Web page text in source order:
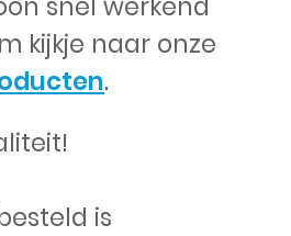
kijkje naar onze
.
is